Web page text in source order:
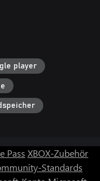
player
Pass XBOX-Zubehör
Standards